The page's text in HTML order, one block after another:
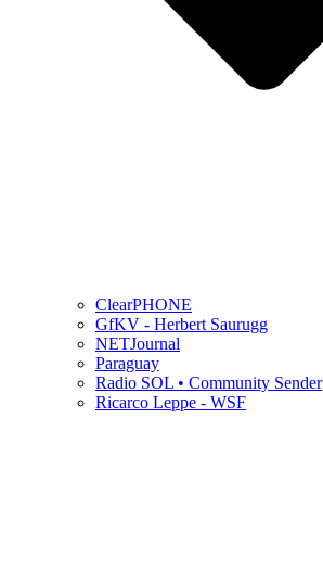
ClearPHONE
GfKV - Herbert Saurugg
NETJournal
Paraguay
Radio SOL • Community Sender
Ricarco Leppe - WSF